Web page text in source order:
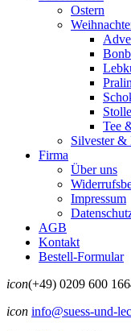
Ostern
Tee
Silvester &
Firma
Über uns
Impressum
AGB
Kontakt
Bestell-Formular
icon(+49) 0209 600
icon info@suess-und-